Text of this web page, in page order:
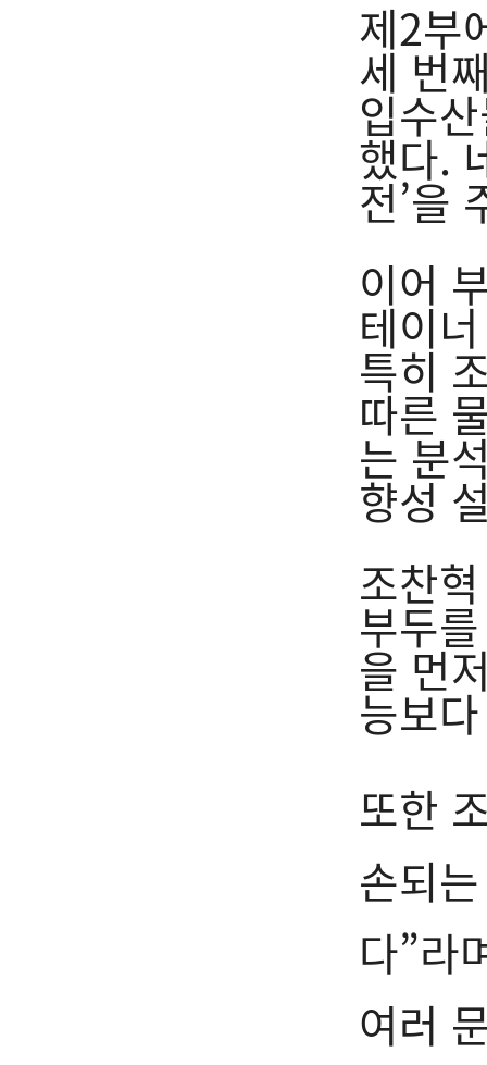
제2부
세 번
입수
했다.
전’을
이어
테이
특히
따른
는 분
향성
조찬
부두
을 먼
능보
또한
손되
다”라
여러